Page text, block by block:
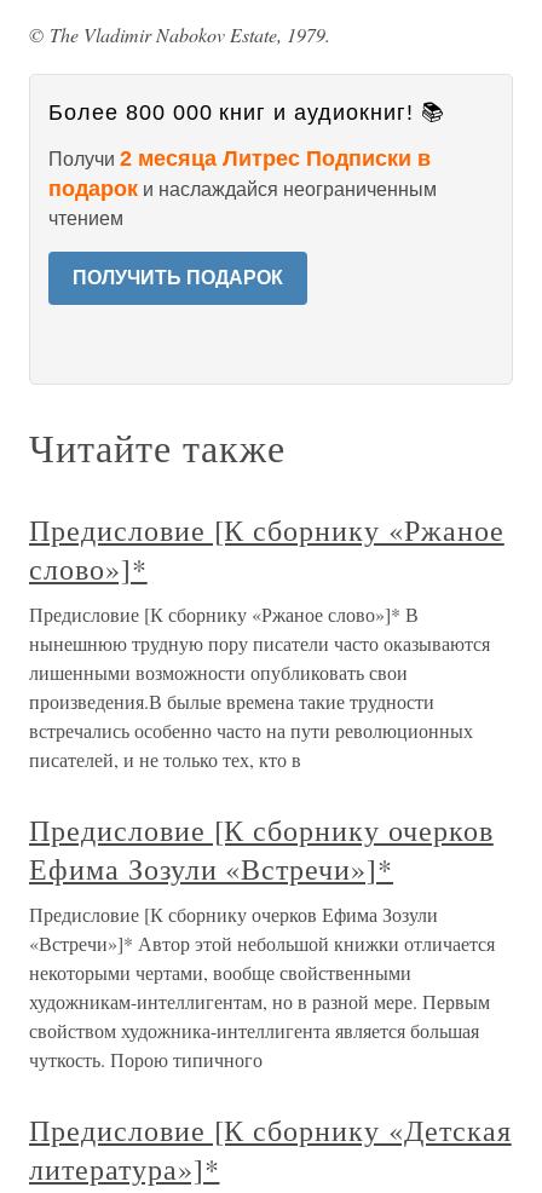
© The Vladimir Nabokov Estate, 1979.
Более 800 000 книг и аудиокниг! 📚
Получи 2 месяца Литрес Подписки в
подарок и наслаждайся неограниченным
чтением
ПОЛУЧИТЬ ПОДАРОК
Читайте также
Предисловие [К сборнику «Ржаное
слово»]*
Предисловие [К сборнику «Ржаное слово»]* В
нынешнюю трудную пору писатели часто оказываются
лишенными возможности опубликовать свои
произведения.В былые времена такие трудности
встречались особенно часто на пути революционных
писателей, и не только тех, кто в
Предисловие [К сборнику очерков
Ефима Зозули «Встречи»]*
Предисловие [К сборнику очерков Ефима Зозули
«Встречи»]* Автор этой небольшой книжки отличается
некоторыми чертами, вообще свойственными
художникам-интеллигентам, но в разной мере. Первым
свойством художника-интеллигента является большая
чуткость. Порою типичного
Предисловие [К сборнику «Детская
литература»]*